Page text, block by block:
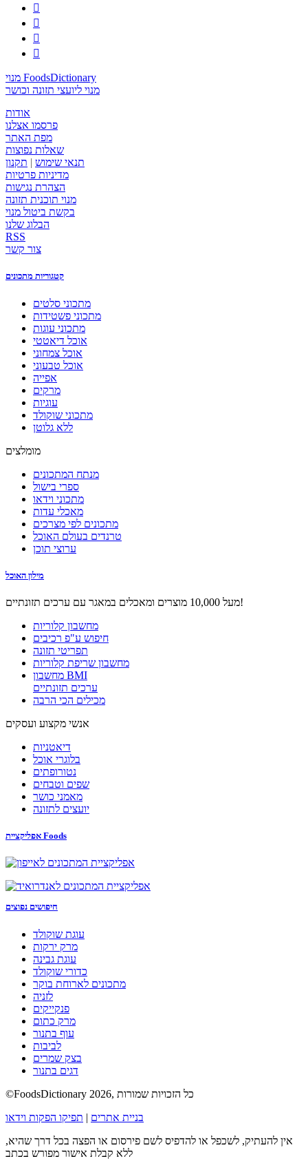




מנוי FoodsDictionary
מנוי ליועצי תזונה וכושר
אודות
פרסמו אצלנו
מפת האתר
שאלות נפוצות
תנאי שימוש | תקנון
מדיניות פרטיות
הצהרת נגישות
מנוי תוכנית תזונה
בקשת ביטול מנוי
הבלוג שלנו
RSS
צור קשר
קטגוריות מתכונים
מתכוני סלטים
מתכוני פשטידות
מתכוני עוגות
אוכל דיאטטי
אוכל צמחוני
אוכל טבעוני
אפייה
מרקים
עוגיות
מתכוני שוקולד
ללא גלוטן
מומלצים
מנתח המתכונים
ספרי בישול
מתכוני וידאו
מאכלי עדות
מתכונים לפי מצרכים
טרנדים בעולם האוכל
ערוצי תוכן
מילון האוכל
מעל 10,000 מוצרים ומאכלים במאגר עם ערכים תזונתיים!
מחשבון קלוריות
חיפוש ע"פ רכיבים
תפריטי תזונה
מחשבון שריפת קלוריות
מחשבון BMI
ערכים תזונתיים
מכילים הכי הרבה
אנשי מקצוע ועסקים
דיאטניות
בלוגרי אוכל
נטורופתים
שפים וטבחים
מאמני כושר
יועצים לתזונה
אפליקציית Foods
חיפושים נפוצים
עוגת שוקולד
מרק ירקות
עוגת גבינה
כדורי שוקולד
מתכונים לארוחת בוקר
לזניה
פנקייקים
מרק כתום
עוף בתנור
לביבות
בצק שמרים
דגים בתנור
©FoodsDictionary 2026, כל הזכויות שמורות
בניית אתרים | תפיקו הפקות וידאו
אין להעתיק, לשכפל או להדפיס לשם פירסום או הפצה בכל דרך שהיא,
ללא קבלת אישור מפורש בכתב